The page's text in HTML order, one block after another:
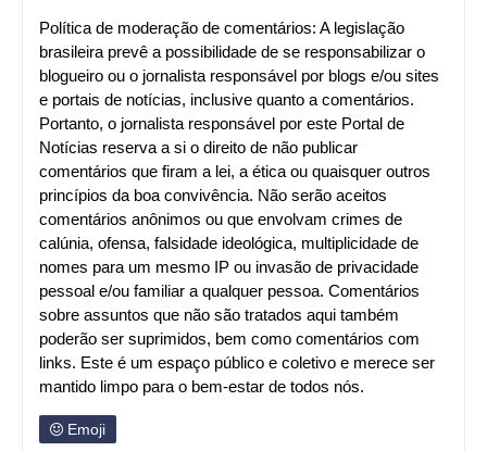
Política de moderação de comentários: A legislação
brasileira prevê a possibilidade de se responsabilizar o
blogueiro ou o jornalista responsável por blogs e/ou sites
e portais de notícias, inclusive quanto a comentários.
Portanto, o jornalista responsável por este Portal de
Notícias reserva a si o direito de não publicar
comentários que firam a lei, a ética ou quaisquer outros
princípios da boa convivência. Não serão aceitos
comentários anônimos ou que envolvam crimes de
calúnia, ofensa, falsidade ideológica, multiplicidade de
nomes para um mesmo IP ou invasão de privacidade
pessoal e/ou familiar a qualquer pessoa. Comentários
sobre assuntos que não são tratados aqui também
poderão ser suprimidos, bem como comentários com
links. Este é um espaço público e coletivo e merece ser
mantido limpo para o bem-estar de todos nós.
Emoji